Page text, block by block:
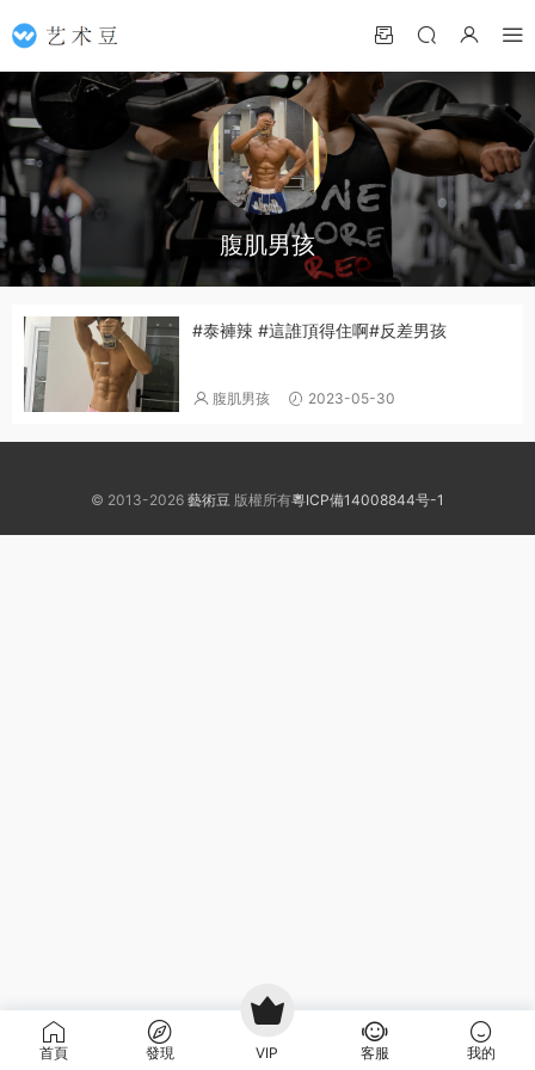
腹肌男孩
#泰褲辣 #這誰頂得住啊#反差男孩
腹肌男孩 2023-05-30
© 2013-2026 藝術豆 版權所有粵ICP備14008844号-1
首頁 發現 VIP 客服 我的